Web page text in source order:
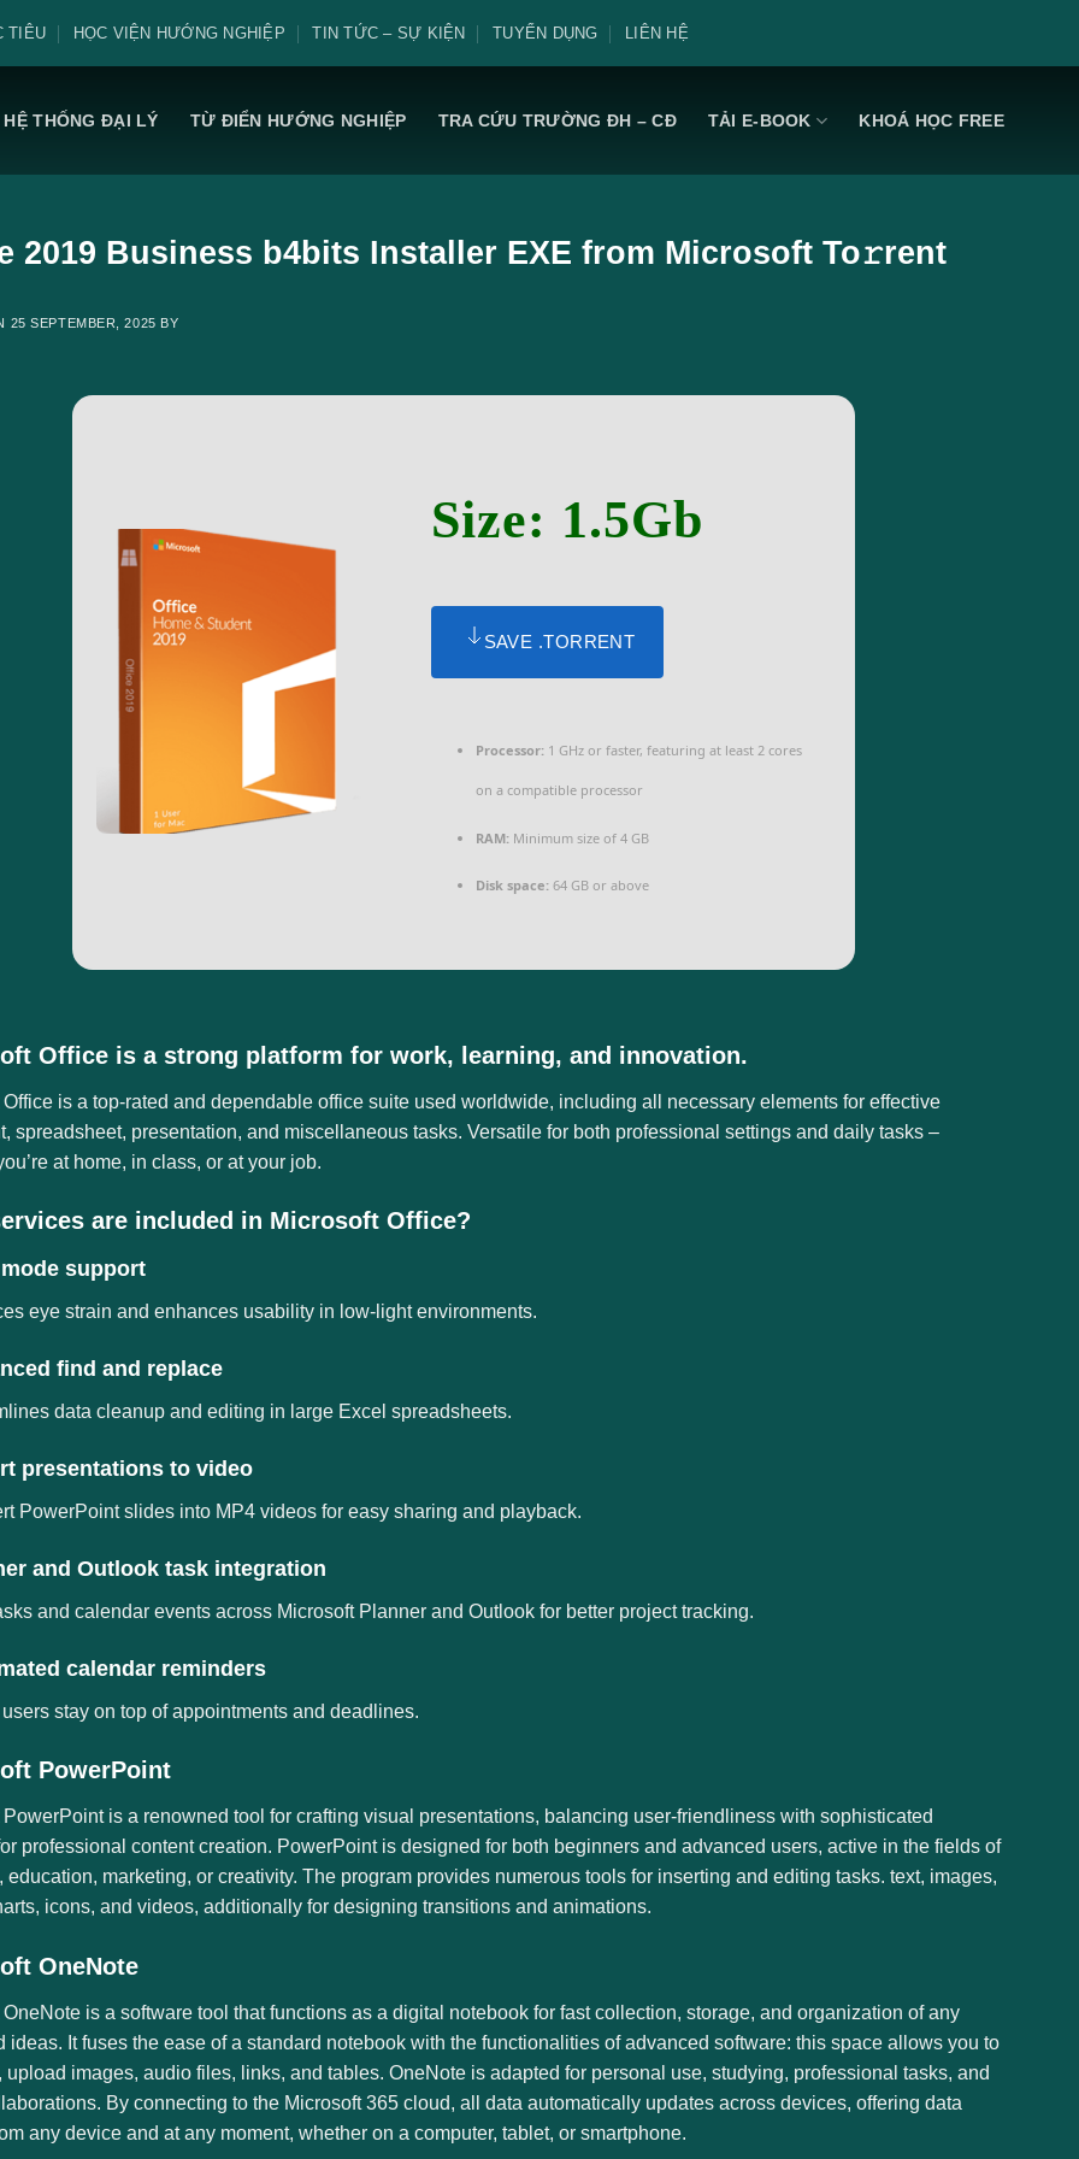
TIÊU HỌC VIỆN HƯỚNG NGHIỆP TIN TỨC – SỰ KIỆN TUYỂN DỤNG LIÊN HỆ
HỆ THỐNG ĐẠI LÝ TỪ ĐIỂN HƯỚNG NGHIỆP TRA CỨU TRƯỜNG ĐH – CĐ TẢI E-BOOK KHOÁ HỌC FREE
2019 Business b4bits Installer EXE from Microsoft To𝚛rent
25 SEPTEMBER, 2025 BY
Size: 1.5Gb
SAVE .TORRENT
Processor:1 GHz or faster, featuring at least 2 cores
on a compatible processor
RAM:Minimum size of 4 GB
Disk space:64 GB or above
Office is a strong platform for work, learning, and innovation.
Office is a top-rated and dependable office suite used worldwide, including all necessary elements for effective
spreadsheet, presentation, and miscellaneous tasks. Versatile for both professional settings and daily tasks –
at home, in class, or at your job.
are included in Microsoft Office?
support
eye strain and enhances usability in low-light environments.
find and replace
data cleanup and editing in large Excel spreadsheets.
presentations to video
PowerPoint slides into MP4 videos for easy sharing and playback.
and Outlook task integration
and calendar events across Microsoft Planner and Outlook for better project tracking.
calendar reminders
stay on top of appointments and deadlines.
PowerPoint
PowerPoint is a renowned tool for crafting visual presentations, balancing user-friendliness with sophisticated
professional content creation. PowerPoint is designed for both beginners and advanced users, active in the fields of
education, marketing, or creativity. The program provides numerous tools for inserting and editing tasks. text, images,
icons, and videos, additionally for designing transitions and animations.
OneNote
OneNote is a software tool that functions as a digital notebook for fast collection, storage, and organization of any
ideas. It fuses the ease of a standard notebook with the functionalities of advanced software: this space allows you to
upload images, audio files, links, and tables. OneNote is adapted for personal use, studying, professional tasks, and
By connecting to the Microsoft 365 cloud, all data automatically updates across devices, offering data
any device and at any moment, whether on a computer, tablet, or smartphone.